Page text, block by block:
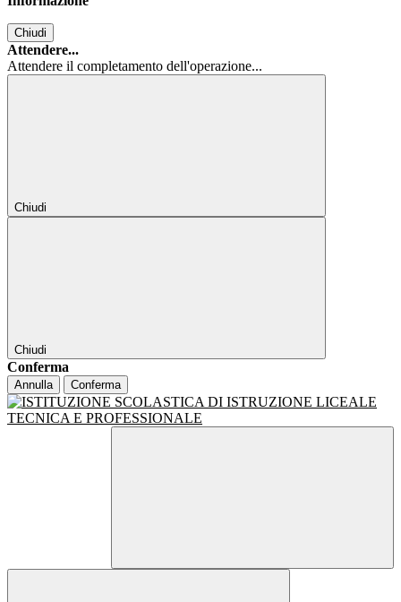
Chiudi
Attendere...
Attendere il completamento dell'operazione...
Chiudi
Chiudi
Conferma
Annulla Conferma